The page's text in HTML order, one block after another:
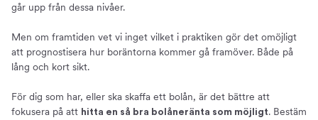
går upp från dessa nivåer.
Men om framtiden vet vi inget vilket i praktiken gör det omöjligt
att prognostisera hur boräntorna kommer gå framöver. Både på
lång och kort sikt.
För dig som har, eller ska skaffa ett bolån, är det bättre att
fokusera på att hitta en så bra bolåneränta som möjligt. Bestäm